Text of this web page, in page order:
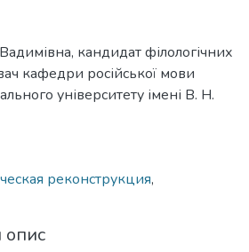
кандидат філологічних
кафедри російської мови
університету імені В. Н.
реконструкция,
опис